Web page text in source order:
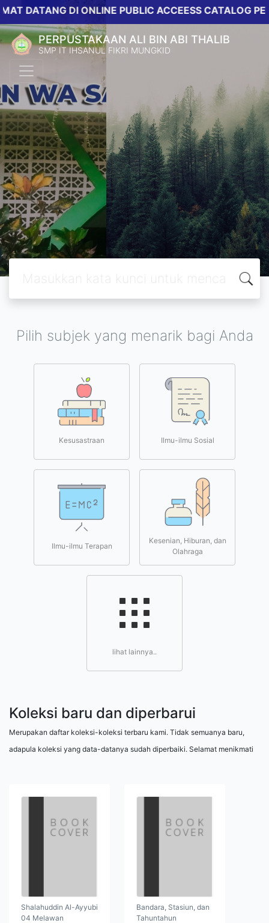
DI ONLINE PUBLIC ACCEESS CATALOG
PERPUSTAKAAN ALI BIN ABI THALIB
SMP IT IHSANUL FIKRI MUNGKID
Pilih subjek yang menarik bagi Anda
Kesusastraan Ilmu-ilmu Sosial
Ilmu-ilmu Terapan
Kesenian, Hiburan, dan
Olahraga
lihat lainnya..
Koleksi baru dan diperbarui
Merupakan daftar koleksi-koleksi terbaru kami. Tidak semuanya baru,
adapula koleksi yang data-datanya sudah diperbaiki. Selamat menikmati
Shalahuddin Al-Ayyubi
04 Melawan
Bandara, Stasiun, dan
Tahuntahun